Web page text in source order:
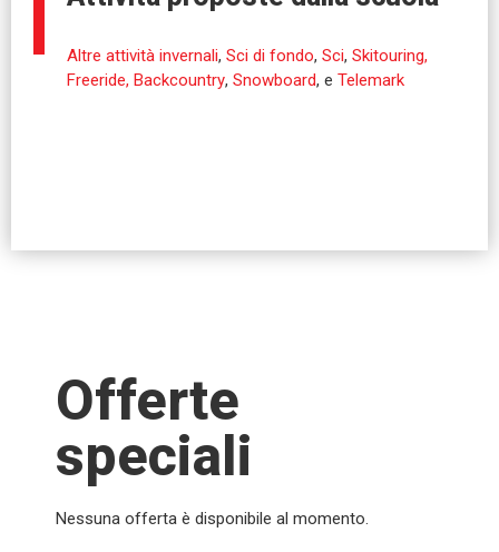
Altre attività invernali, Sci di fondo, Sci, Skitouring,
Freeride, Backcountry, Snowboard, e Telemark
Offerte
speciali
Nessuna offerta è disponibile al momento.